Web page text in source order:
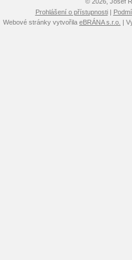
Prohlášení o přístupnosti|
Webové stránky vytvořila eBRÁNA s.r.o. |